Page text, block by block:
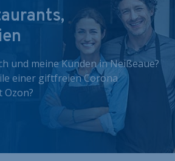
und meine Kunden in Neißeaue?
einer giftfreien Corona